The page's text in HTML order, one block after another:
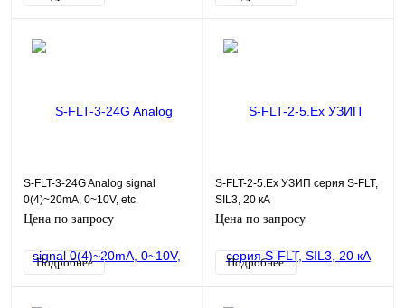
S-FLT-3-24G Analog signal
0(4)~20mA, 0~10V, etc.
Цена по запросу
Подробнее
S-FLT-2-5.Ex УЗИП серия S-FLT,
SIL3, 20 кА
Цена по запросу
Подробнее